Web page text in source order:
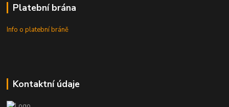
Platební brána
Info o platební bráně
Kontaktní údaje